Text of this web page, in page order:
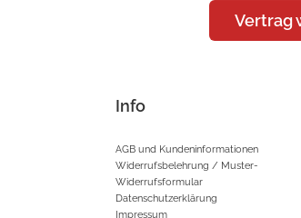
Vertrag
Info
AGB und Kundeninformationen
Widerrufsbelehrung / Muster-
Widerrufsformular
Datenschutzerklärung
Impressum